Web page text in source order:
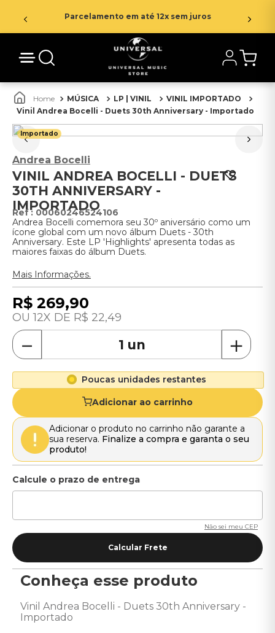
Parcelamento em até 12x sem juros
MÚSICA LP | VINIL
VINIL IMPORTADO
Vinil Andrea Bocelli - Duets 30th Anniversary - Importado
Importado
Andrea Bocelli
VINIL ANDREA BOCELLI - DUETS
30TH ANNIVERSARY -
IMPORTADO
: 00060246524106
Andrea Bocelli comemora seu 30º aniversário como um
ícone global com um novo álbum Duets - 30th
Anniversary. Este LP 'Highlights' apresenta todas as
maiores faixas do álbum Duets.
Mais Informações.
R$ 269,90
12 R$ 22,49
＋
－
Poucas unidades restantes
Adicionar ao carrinho
Adicionar o produto no carrinho não garante a
sua reserva. Finalize a compra e garanta o seu
produto!
Não sei meu CEP
Conheça esse produto
Vinil Andrea Bocelli - Duets 30th Anniversary -
Importado